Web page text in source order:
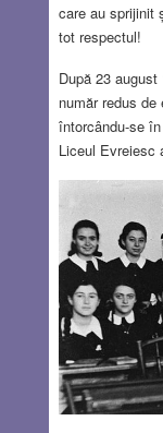
care au sprijinit
tot respectul!
După 23
număr redus
întorcându-se
Liceul Evreiesc